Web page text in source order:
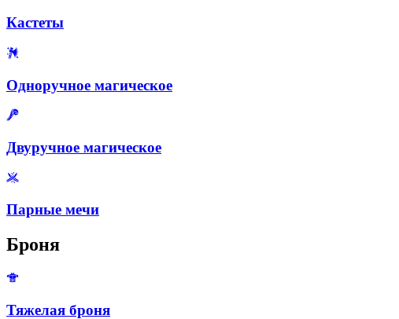
Кастеты
Одноручное магическое
Двуручное магическое
Парные мечи
Броня
Тяжелая броня